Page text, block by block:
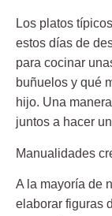
Los platos
estos días de
para cocinar
buñuelos y qué
hijo. Una
juntos a hacer
Manualidades
A la mayoría de
elaborar figuras